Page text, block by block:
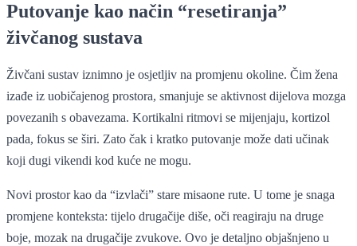
Putovanje kao način “resetiranja”
živčanog sustava
Živčani sustav iznimno je osjetljiv na promjenu okoline. Čim žena
izađe iz uobičajenog prostora, smanjuje se aktivnost dijelova mozga
povezanih s obavezama. Kortikalni ritmovi se mijenjaju, kortizol
pada, fokus se širi. Zato čak i kratko putovanje može dati učinak
koji dugi vikendi kod kuće ne mogu.
Novi prostor kao da “izvlači” stare misaone rute. U tome je snaga
promjene konteksta: tijelo drugačije diše, oči reagiraju na druge
boje, mozak na drugačije zvukove. Ovo je detaljno objašnjeno u